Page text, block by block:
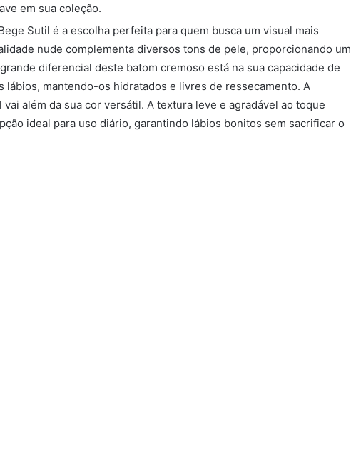
em sua coleção.
Sutil é a escolha perfeita para quem busca um visual mais
nude complementa diversos tons de pele, proporcionando um
diferencial deste batom cremoso está na sua capacidade de
lábios, mantendo-os hidratados e livres de ressecamento. A
além da sua cor versátil. A textura leve e agradável ao toque
ideal para uso diário, garantindo lábios bonitos sem sacrificar o